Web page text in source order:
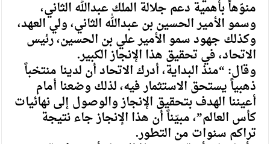
منوّهاً بأهمية دعم جلالة الملك عبدالله الثاني،
وسمو الأمير الحسين بن عبدالله الثاني، ولي العهد،
وكذلك جهود سمو الأمير علي بن الحسين، رئيس
الاتحاد، في تحقيق هذا الإنجاز الكبير.
وقال: “منذ البداية، أدرك الاتحاد أن لدينا منتخباً
ذهبياً يستحق الاستثمار فيه، لذلك وضعنا أمام
أعيننا الهدف بتحقيق الإنجاز والوصول إلى نهائيات
كأس العالم”، مبيّناً أن هذا الإنجاز جاء نتيجة
تراكم سنوات من التطور.